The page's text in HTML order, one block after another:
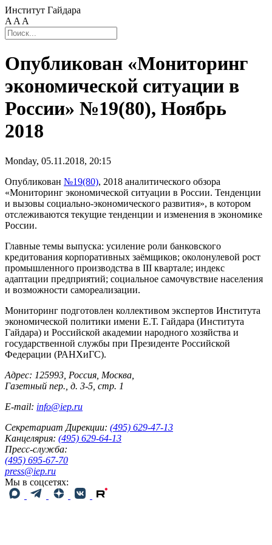
Институт Гайдара
A A A
Опубликован «Мониторинг
экономической ситуации в
России» №19(80), Ноябрь
2018
Monday, 05.11.2018, 20:15
Опубликован №19(80), 2018 аналитического обзора
«Мониторинг экономической ситуации в России. Тенденции
и вызовы социально-экономического развития», в котором
отслеживаются текущие тенденции и изменения в экономике
России.
Главные темы выпуска: усиление роли банковского
кредитования корпоративных заёмщиков; околонулевой рост
промышленного производства в III квартале; индекс
адаптации предприятий; социальное самочувствие населения
и возможности самореализации.
Мониторинг подготовлен коллективом экспертов Института
экономической политики имени Е.Т. Гайдара (Института
Гайдара) и Российской академии народного хозяйства и
государственной службы при Президенте Российской
Федерации (РАНХиГС).
Адрес: 125993, Россия, Москва,
Газетный пер., д. 3-5, стр. 1
E-mail: info@iep.ru
Секретариат Дирекции: (495) 629-47-13
Канцелярия: (495) 629-64-13
Пресс-служба:
(495) 695-67-70
press@iep.ru
Мы в соцсетях: